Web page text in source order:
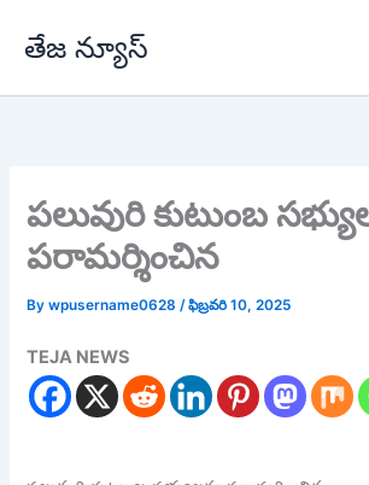
తేజ న్యూస్
పలువురి కుటుంబ
పరామర్శించిన
Bywpusername0628/ఫిబ్రవరి 10, 2025
TEJA NEWS